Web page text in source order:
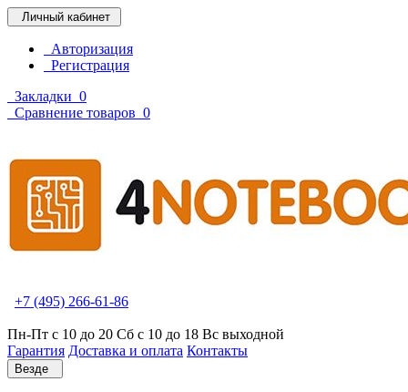
Личный кабинет
Авторизация
Регистрация
Закладки 0
Сравнение товаров 0
+7 (495) 266-61-86
Пн-Пт с 10 до 20 Сб с 10 до 18 Вс выходной
Гарантия Доставка и оплата Контакты
Везде